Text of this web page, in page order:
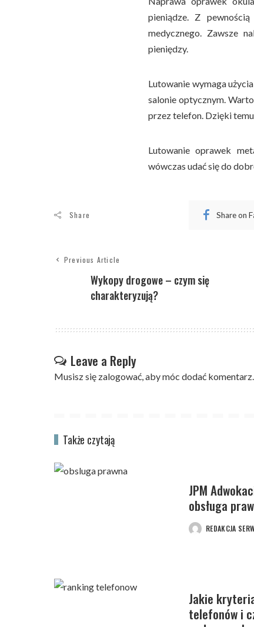
pieniądze. Z
medycznego. Zawsze
pieniędzy.
Lutowanie wymaga
salonie optycznym.
przez telefon. Dzięki
Lutowanie oprawek
wówczas udać się do
Share Share on
Previous Article
Wykopy drogowe – czym się
charakteryzują?
Leave a Reply
Musisz się zalogować, aby móc dodać komentarz.
Także czytają
JPM
obsługa
POSTEDREDAKCJA
Jakie
telefonów i